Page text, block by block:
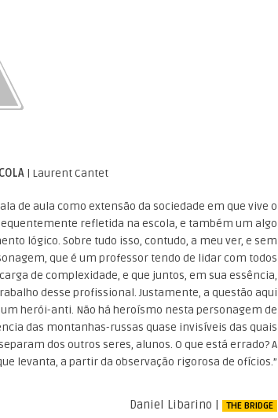
| Laurent Cantet
sala de aula como extensão da sociedade em que vive o
refletida na escola, e também um algo
lógico. Sobre tudo isso, contudo, a meu ver, e sem
que é um professor tendo de lidar com todos
de complexidade, e que juntos, em sua essência,
desse profissional. Justamente, a questão aqui
herói-anti. Não há heroísmo nesta personagem de
das montanhas-russas quase invisíveis das quais
dos outros seres, alunos. O que está errado? A
levanta, a partir da observação rigorosa de ofícios.”
Daniel Libarino | THE BRIDGE